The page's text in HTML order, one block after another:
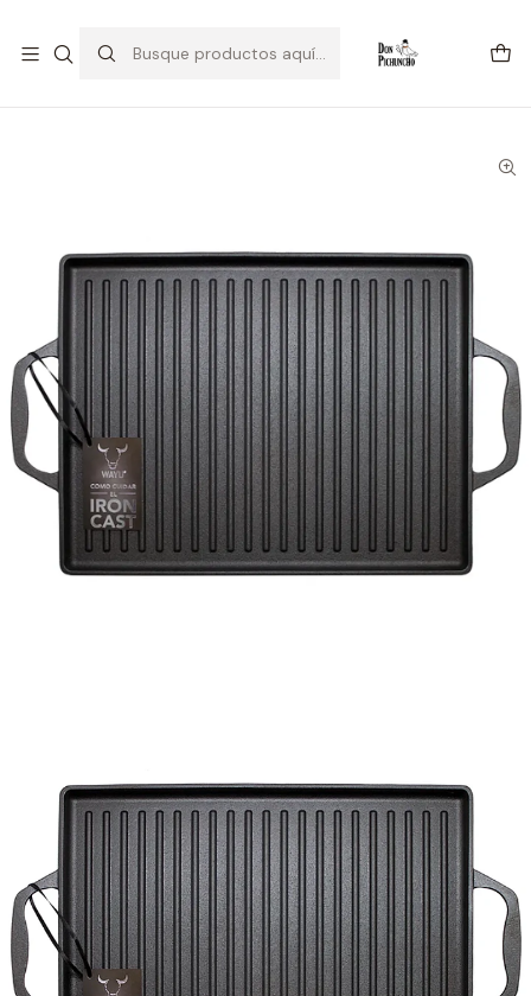
Plancha Azas Iron Cast